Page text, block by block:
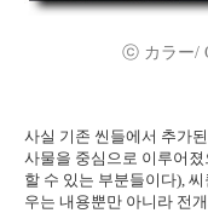
ⓒ カラー/
사실 기존 씬들에서 추가
사물을 중심으로 이루어
할 수 있는 부분들이다),
우는 내용뿐만 아니라 전